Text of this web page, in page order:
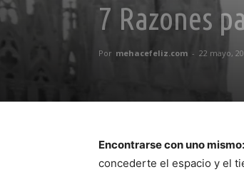
7 Razones
Por mehacefeliz.com - 22 mayo,
Encontrarse con uno mismo:
concederte el espacio y el